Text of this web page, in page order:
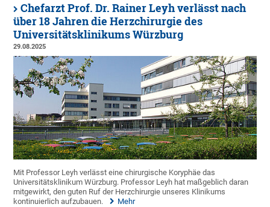
Chefarzt Prof. Dr. Rainer Leyh verlässt nach
über 18 Jahren die Herzchirurgie des
Universitätsklinikums Würzburg
29.08.2025
Mit Professor Leyh verlässt eine chirurgische Koryphäe das
Universitätsklinikum Würzburg. Professor Leyh hat maßgeblich daran
mitgewirkt, den guten Ruf der Herzchirurgie unseres Klinikums
kontinuierlich aufzubauen.
Mehr